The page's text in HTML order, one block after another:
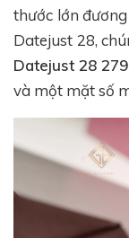
thước lớn
Datejust 28,
Datejust 28
và một mặt số